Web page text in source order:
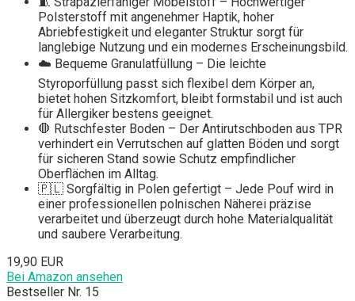
Polsterstoff mit angenehmer Haptik, hoher
Abriebfestigkeit und eleganter Struktur sorgt für
langlebige Nutzung und ein modernes Erscheinungsbild.
☁️ Bequeme Granulatfüllung – Die leichte
Styroporfüllung passt sich flexibel dem Körper an,
bietet hohen Sitzkomfort, bleibt formstabil und ist auch
für Allergiker bestens geeignet.
🛑 Rutschfester Boden – Der Antirutschboden aus TPR
verhindert ein Verrutschen auf glatten Böden und sorgt
für sicheren Stand sowie Schutz empfindlicher
Oberflächen im Alltag.
🇵🇱 Sorgfältig in Polen gefertigt – Jede Pouf wird in
einer professionellen polnischen Näherei präzise
verarbeitet und überzeugt durch hohe Materialqualität
und saubere Verarbeitung.
19,90 EUR
Bei Amazon ansehen
Bestseller Nr. 15